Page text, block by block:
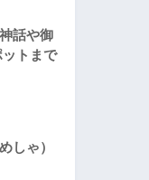
話や御
トまで
しゃ）